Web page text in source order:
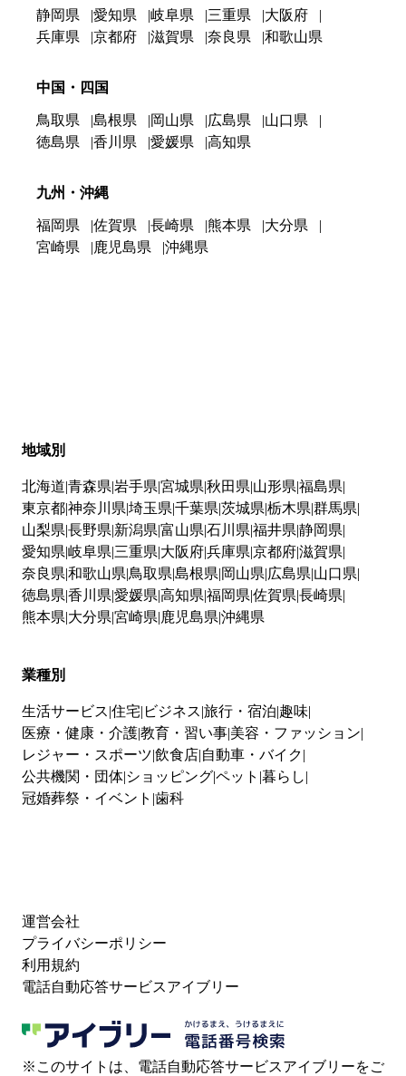
静岡県 愛知県 岐阜県 三重県
大阪府
兵庫県
京都府 滋賀県 奈良県 和歌山県
中国・四国
鳥取県 島根県 岡山県 広島県
山口県
徳島県
香川県 愛媛県 高知県
九州・沖縄
福岡県 佐賀県 長崎県 熊本県
大分県
宮崎県
鹿児島県 沖縄県
地域別
北海道 青森県 岩手県 宮城県 秋田県 山形県 福島県
東京都神奈川県 埼玉県 千葉県 茨城県 栃木県 群馬県
山梨県 長野県 新潟県 富山県 石川県 福井県 静岡県
愛知県 岐阜県 三重県 大阪府兵庫県 京都府滋賀県
奈良県 和歌山県 鳥取県 島根県 岡山県 広島県 山口県
徳島県 香川県 愛媛県 高知県 福岡県 佐賀県 長崎県
熊本県 大分県 宮崎県 鹿児島県 沖縄県
業種別
生活サービス 住宅 ビジネス 旅行・宿泊 趣味
医療・健康・介護教育・習い事 美容・ファッション
レジャー・スポーツ 飲食店 自動車・バイク
公共機関・団体 ショッピングペット 暮らし
冠婚葬祭・イベント 歯科
運営会社
プライバシーポリシー
利用規約
電話自動応答サービスアイブリー
※このサイトは、電話自動応答サービスアイブリーをご